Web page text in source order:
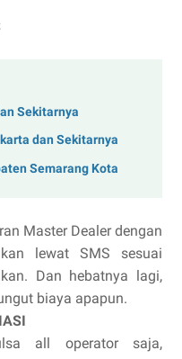
Sekitarnya
dan Sekitarnya
Semarang Kota
Master Dealer dengan
lewat SMS sesuai
Dan hebatnya lagi,
biaya apapun.
all operator saja,